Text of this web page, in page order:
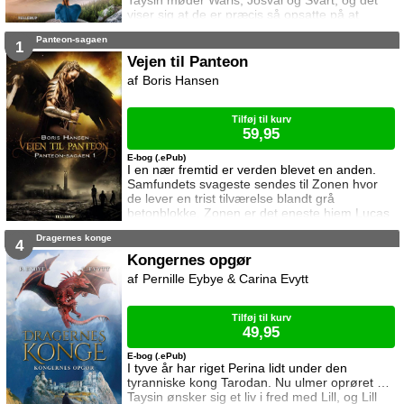
viser sig at de er præcis så opsatte på at
komme til slavelejren som han er. Taysin er
ligesom de heller ikke føler sig sikre på ham
da han kommer til at røbe Lills hemmelighed.
Kiri møder Lill i slavelejren hvor de begge
1 Panteon-sagaen
Vejen til Panteon
I en nær fremtid er verden blevet en anden.
Samfundets svageste sendes til Zonen hvor
de lever en trist tilværelse blandt grå
betonblokke. Zonen er det eneste hjem Lucas
nogensinde har kendt. Men da hans bedste
han at tage ud for at finde hende. Hans eneste
ledetråd er de kryptiske noter hun skrev før
hun tog af sted: Juvelen. Brylluppet. Husk på
E-bog (.ePub)
Boris Hansen
Tilføj til kurv
59,95
4 Dragernes konge
Kongernes opgør
I tyve år har riget Perina lidt under den
tyranniske kong Tarodan. Nu ulmer oprøret …
Taysin ønsker sig et liv i fred med Lill, og Lill
E-bog (.ePub)
Pernille Eybye & Carina Evytt
Tilføj til kurv
49,95